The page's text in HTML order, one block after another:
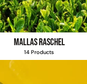
Mallas Raschel
14 Products